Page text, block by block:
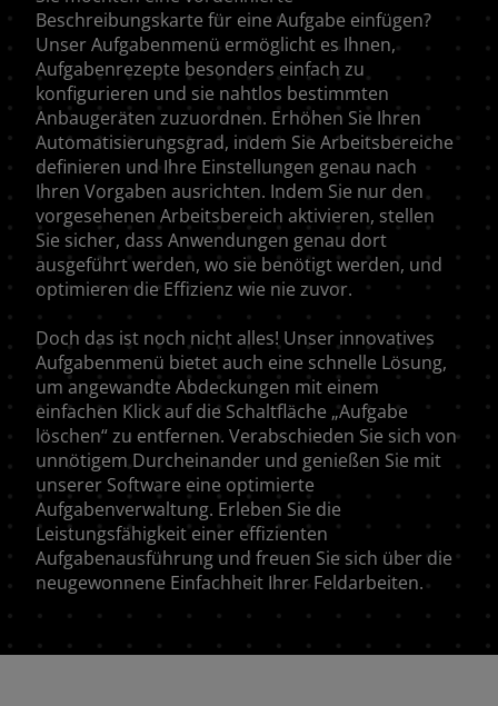
Latina (Español)
AND MIDDLE-
and Middle-East (English)
et Moyen Orient (Français)
East Asia (English)
EAST AND
Angebot anfordern Für den newsletter anmelden
Beschreibungskarte für eine Aufgabe einfügen?
Unser Aufgabenmenü ermöglicht es Ihnen,
Aufgabenrezepte besonders einfach zu
konfigurieren und sie nahtlos bestimmten
Anbaugeräten zuzuordnen. Erhöhen Sie Ihren
Automatisierungsgrad, indem Sie Arbeitsbereiche
definieren und Ihre Einstellungen genau nach
Ihren Vorgaben ausrichten. Indem Sie nur den
vorgesehenen Arbeitsbereich aktivieren, stellen
Sie sicher, dass Anwendungen genau dort
ausgeführt werden, wo sie benötigt werden, und
optimieren die Effizienz wie nie zuvor.
Doch das ist noch nicht alles! Unser innovatives
Aufgabenmenü bietet auch eine schnelle Lösung,
um angewandte Abdeckungen mit einem
einfachen Klick auf die Schaltfläche „Aufgabe
löschen“ zu entfernen. Verabschieden Sie sich von
unnötigem Durcheinander und genießen Sie mit
unserer Software eine optimierte
Aufgabenverwaltung. Erleben Sie die
Leistungsfähigkeit einer effizienten
Aufgabenausführung und freuen Sie sich über die
neugewonnene Einfachheit Ihrer Feldarbeiten.